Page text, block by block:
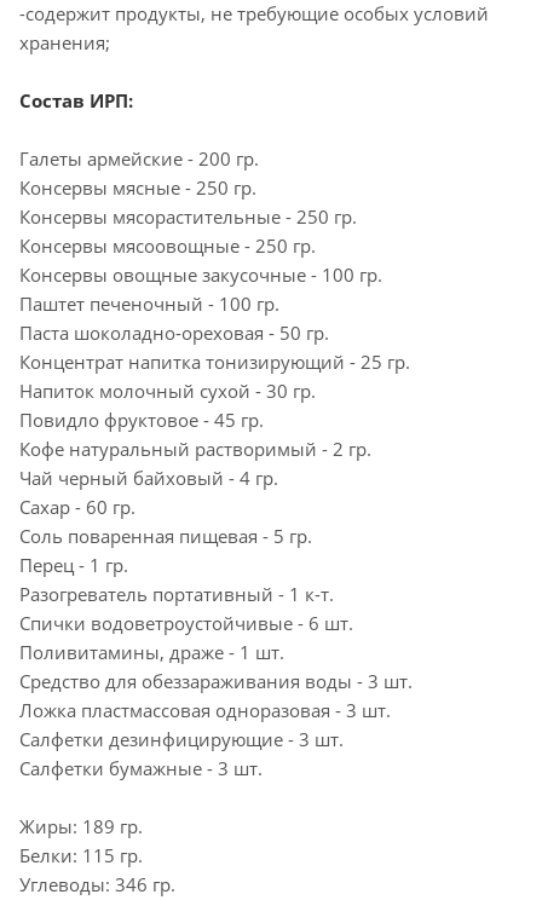
-содержит продукты, не требующие особых условий
хранения;
Состав ИРП:
Галеты армейские - 200 гр.
Консервы мясные - 250 гр.
Консервы мясорастительные - 250 гр.
Консервы мясоовощные - 250 гр.
Консервы овощные закусочные - 100 гр.
Паштет печеночный - 100 гр.
Паста шоколадно-ореховая - 50 гр.
Концентрат напитка тонизирующий - 25 гр.
Напиток молочный сухой - 30 гр.
Повидло фруктовое - 45 гр.
Кофе натуральный растворимый - 2 гр.
Чай черный байховый - 4 гр.
Сахар - 60 гр.
Соль поваренная пищевая - 5 гр.
Перец - 1 гр.
Разогреватель портативный - 1 к-т.
Спички водоветроустойчивые - 6 шт.
Поливитамины, драже - 1 шт.
Средство для обеззараживания воды - 3 шт.
Ложка пластмассовая одноразовая - 3 шт.
Салфетки дезинфицирующие - 3 шт.
Салфетки бумажные - 3 шт.
Жиры: 189 гр.
Белки: 115 гр.
Углеводы: 346 гр.